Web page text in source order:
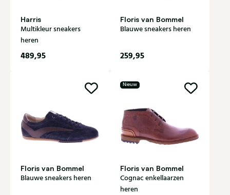
Harris
Multikleur sneakers
heren
489,95
Floris van Bommel
Blauwe sneakers heren
259,95
Floris van Bommel
Blauwe sneakers heren
Nieuw
Floris van Bommel
Cognac enkellaarzen
heren